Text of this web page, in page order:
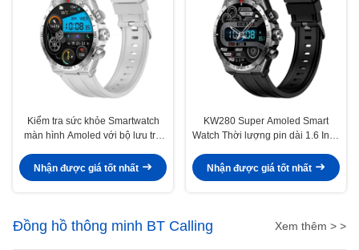
Kiểm tra sức khỏe Smartwatch
màn hình Amoled với bộ lưu trữ
Nhận được giá tốt nhất
KW280 Super Amoled Smart
Watch Thời lượng pin dài 1.6 Inch
Nhận được giá tốt nhất
Đồng hồ thông minh BT Calling Xem thêm > >